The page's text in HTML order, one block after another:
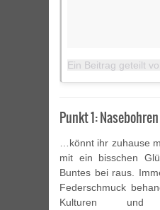
Punkt 1: Nasebohren
…könnt ihr zuhause
mit ein bisschen
Buntes bei raus.
Federschmuck
Kulturen und